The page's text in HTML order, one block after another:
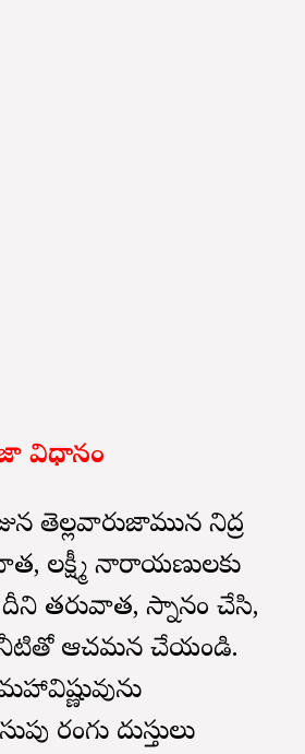
విధానం
తెల్లవారుజామున నిద్ర
లక్ష్మీ నారాయణులకు
తరువాత, స్నానం చేసి,
ఆచమన చేయండి.
రంగు దుస్తులు